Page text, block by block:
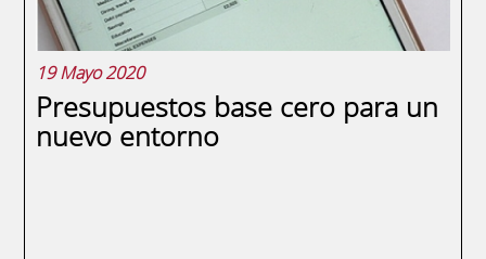
19 Mayo 2020
Presupuestos base cero para un
nuevo entorno